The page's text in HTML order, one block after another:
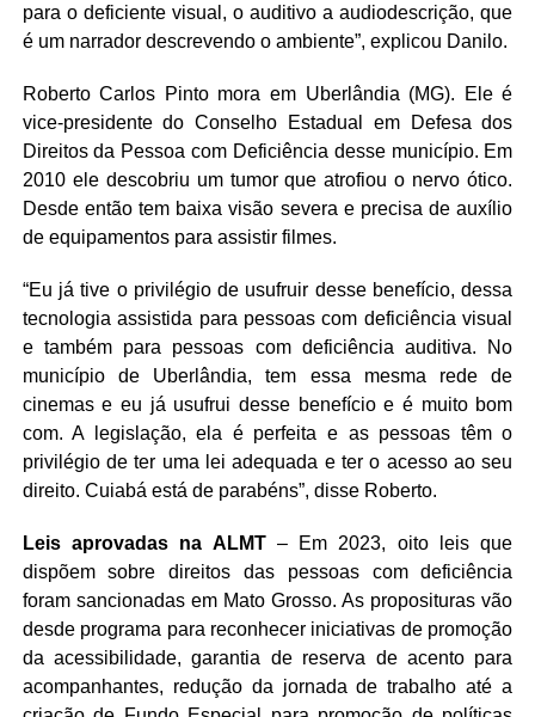
para o deficiente visual, o auditivo a audiodescrição, que
é um narrador descrevendo o ambiente”, explicou Danilo.
Roberto Carlos Pinto mora em Uberlândia (MG). Ele é
vice-presidente do Conselho Estadual em Defesa dos
Direitos da Pessoa com Deficiência desse município. Em
2010 ele descobriu um tumor que atrofiou o nervo ótico.
Desde então tem baixa visão severa e precisa de auxílio
de equipamentos para assistir filmes.
“Eu já tive o privilégio de usufruir desse benefício, dessa
tecnologia assistida para pessoas com deficiência visual
e também para pessoas com deficiência auditiva. No
município de Uberlândia, tem essa mesma rede de
cinemas e eu já usufrui desse benefício e é muito bom
com. A legislação, ela é perfeita e as pessoas têm o
privilégio de ter uma lei adequada e ter o acesso ao seu
direito. Cuiabá está de parabéns”, disse Roberto.
Leis aprovadas na ALMT– Em 2023, oito leis que
dispõem sobre direitos das pessoas com deficiência
foram sancionadas em Mato Grosso. As proposituras vão
desde programa para reconhecer iniciativas de promoção
da acessibilidade, garantia de reserva de acento para
acompanhantes, redução da jornada de trabalho até a